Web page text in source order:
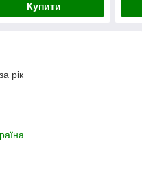
Купити
рік